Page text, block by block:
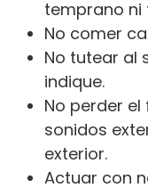
temprano ni
No comer
No tutear al
indique.
No perder
sonidos
exterior.
Actuar con